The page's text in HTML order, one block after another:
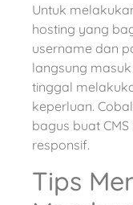
Untuk
hosting yang
username dan
langsung
tinggal
keperluan.
bagus buat
responsif.
Tips